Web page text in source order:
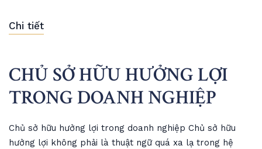
Chi tiết
CHỦ SỞ HỮU HƯỞNG LỢI
TRONG DOANH NGHIỆP
Chủ sở hữu hưởng lợi trong doanh nghiệp Chủ sở hữu
hưởng lợi không phải là thuật ngữ quá xa lạ trong hệ